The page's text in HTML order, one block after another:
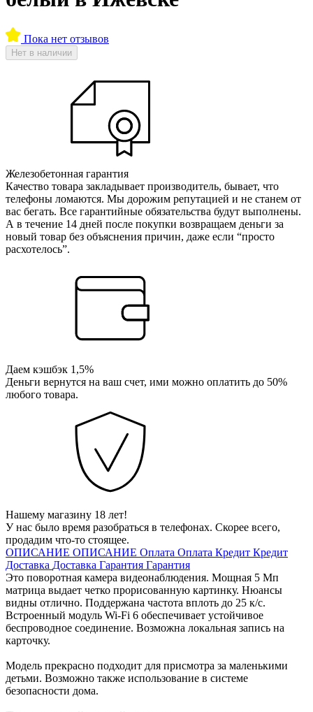
Пока нет отзывов
Нет в наличии
Железобетонная гарантия
Качество товара закладывает производитель, бывает, что
телефоны ломаются. Мы дорожим репутацией и не станем от
вас бегать. Все гарантийные обязательства будут выполнены.
А в течение 14 дней после покупки возвращаем деньги за
новый товар без объяснения причин, даже если “просто
расхотелось”.
Даем кэшбэк 1,5%
Деньги вернутся на ваш счет, ими можно оплатить до 50%
любого товара.
Нашему магазину 18 лет!
У нас было время разобраться в телефонах. Скорее всего,
продадим что-то стоящее.
ОПИСАНИЕ ОПИСАНИЕ Оплата Оплата Кредит Кредит
Доставка Доставка Гарантия Гарантия
Это поворотная камера видеонаблюдения. Мощная 5 Мп
матрица выдает четко прорисованную картинку. Нюансы
видны отлично. Поддержана частота вплоть до 25 к/с.
Встроенный модуль Wi-Fi 6 обеспечивает устойчивое
беспроводное соединение. Возможна локальная запись на
карточку.
Модель прекрасно подходит для присмотра за маленькими
детьми. Возможно также использование в системе
безопасности дома.